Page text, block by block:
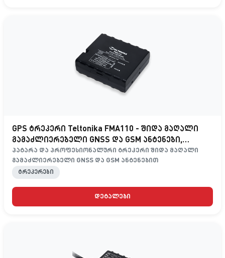
GPS ტრეკერი Teltonika FMA110 - შიდა მაღალი
გამაძლიერებელი GNSS და GSM ანტენები,
ბატარეის გარეშე
პატარა და პროფესიონალური ტრეკერი შიდა მაღალი
გამაძლიერებელი GNSS და GSM ანტენებით
ტრეკერები
დეტალები